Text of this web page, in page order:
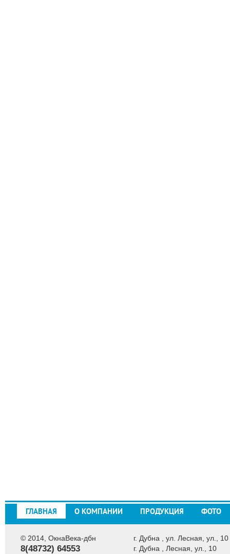
ГЛАВНАЯ О КОМПАНИИ ПРОДУКЦИЯ ФОТО
© 2014, ОкнаВека-дбн
8(48732) 64553
г. Дубна , ул. Лесная, ул., 10
г. Дубна , Лесная, ул., 10